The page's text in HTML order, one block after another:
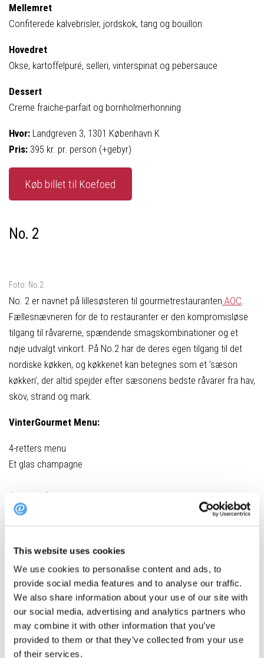
This website uses cookies
We use cookies to personalise content and ads, to
provide social media features and to analyse our traffic.
We also share information about your use of our site with
our social media, advertising and analytics partners who
may combine it with other information that you’ve
provided to them or that they’ve collected from your use
of their services.
Mellemret
Confiterede kalvebrisler, jordskok, tang og bouillon
Hovedret
Okse, kartoffelpuré, selleri, vinterspinat og pebersauce
Dessert
Creme fraiche-parfait og bornholmerhonning
Hvor: Landgreven 3, 1301 København K
Pris: 395 kr. pr. person (+gebyr)
Køb billet til Koefoed
No. 2
Foto: No.2
No. 2 er navnet på lillesøsteren til gourmetrestauranten AOC.
Fællesnævneren for de to restauranter er den kompromisløse
tilgang til råvarerne, spændende smagskombinationer og et
nøje udvalgt vinkort. På No.2 har de deres egen tilgang til det
nordiske køkken, og køkkenet kan betegnes som et ’sæson
køkken’, der altid spejder efter sæsonens bedste råvarer fra hav,
skov, strand og mark.
VinterGourmet Menu:
4-retters menu
Et glas champagne
1. servering
Saltet helleflynder med brøndkarsesauce og glaskål
Rødbeder med løg og luftig skum af røget marv og persille
3. servering
Glaseret grisebryst med jordskokker og østershatte
4. servering
Mælkechokoladeparfait med kaffeiscreme og
chokoladecrumble